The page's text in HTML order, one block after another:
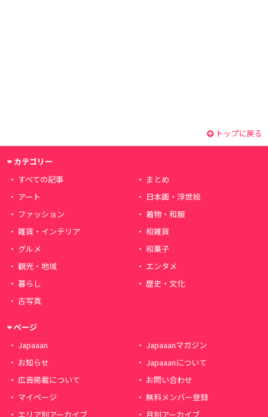
トップに戻る
カテゴリー
すべての記事
まとめ
アート
日本画・浮世絵
ファッション
着物・和服
雑貨・インテリア
和雑貨
グルメ
和菓子
観光・地域
エンタメ
暮らし
歴史・文化
古写真
ページ
Japaaan
Japaaanマガジン
お知らせ
Japaaanについて
広告掲載について
お問い合わせ
マイページ
無料メンバー登録
エリア別アーカイブ
月別アーカイブ